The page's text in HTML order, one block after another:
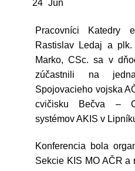
24 Jún
Pracovníci Katedry
Rastislav Ledaj a
Marko, CSc. sa v
zúčastnili na
Spojovacieho vojska
cvičisku Bečva –
systémov AKIS v
Konferencia bola
Sekcie KIS MO AČR a